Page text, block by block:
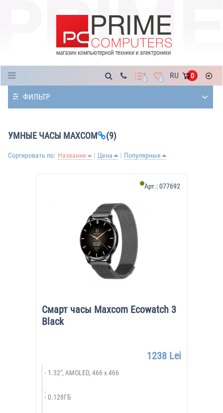
0 0 RU 0
ФИЛЬТР
УМНЫЕ ЧАСЫ MAXCOM (9)
Сортировать по: Название Цена Популярные
Смарт часы Maxcom Ecowatch 3
Black
Арт.:077692
1238 Lei
1.32", AMOLED, 466 x 466
0.128ГБ